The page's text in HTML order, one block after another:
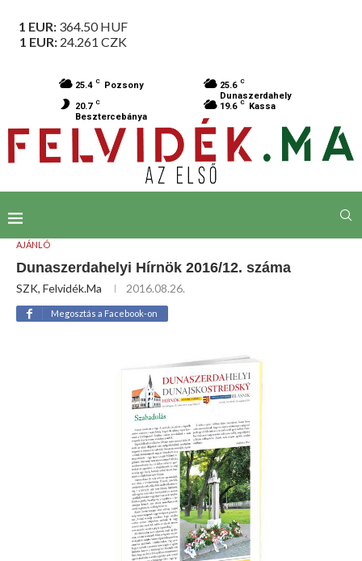
1 EUR: 364.50HUF
1 EUR: 24.261 CZK
25.4 C Pozsony 25.6 C
Dunaszerdahely
20.7 C
Besztercebánya
19.6 C Kassa
AJÁNLÓ
Dunaszerdahelyi Hírnök 2016/12. száma
SZK, Felvidék.ma 2016.08.26.
Megosztás a Facebook-on